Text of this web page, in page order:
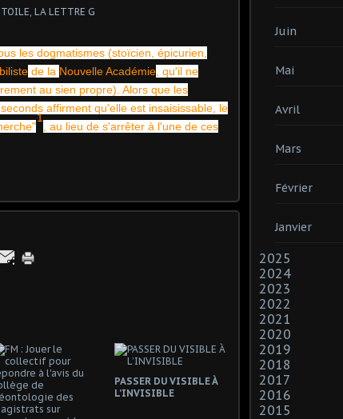
les dogmatismes (stoïcien, épicurien,
de la Nouvelle Académie , qu'il ne
au sien propre). Alors que les
affirment qu'elle est insaisissable, le
1
, au lieu de s'arrêter à l'une de ces
PASSER DU VISIBLE À
L’INVISIBLE
Juin
Mai
Avril
Mars
Février
Janvier
2025
2024
2023
2022
2021
2020
2019
2018
2017
2016
2015